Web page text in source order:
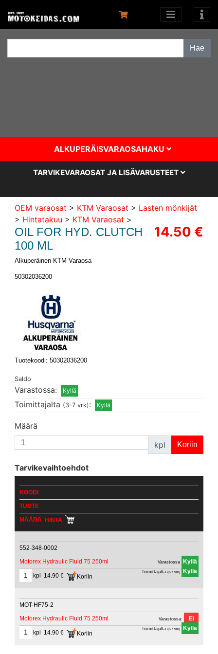
ALKUPERÄISVARAOSAHAKU
TARVIKEVARAOSAT JA LISÄVARUSTEET
OEM varaosat > KTM Varaosat > Lasten mönkijät
> Hintatakuu > KTM Varaosat >
14.50 €
OIL FOR HYD. CLUTCH
100 ML
Alkuperäinen KTM Varaosa
50302036200
Tuotekoodi: 50302036200
Saldo
Varastossa:
Toimittajalta (3-7 vrk):
Määrä
kpl
Tarvikevaihtoehdot
KOODI
TUOTE
MÄÄRÄ HINTA
552-348-0002
Motorex Hydraulic Fluid 75 250ml
Varastossa
Toimittajalta (3-7 vrk)
14.90 €
MOT-HF75-2
Motorex Hydraulic Fluid 75 250ml
Varastossa:
Toimittajalta (3-7 vrk)
14.90 €